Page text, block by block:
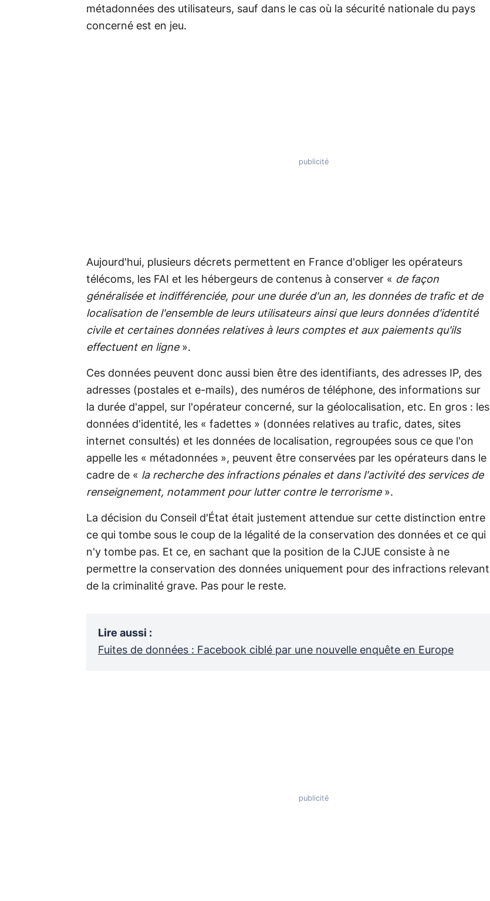
métadonnées des utilisateurs, sauf dans le cas où la sécurité nationale du pays
concerné est en jeu.
Aujourd'hui, plusieurs décrets permettent en France d'obliger les opérateurs
télécoms, les FAI et les hébergeurs de contenus à conserver « de façon
généralisée et indifférenciée, pour une durée d'un an, les données de trafic et de
localisation de l'ensemble de leurs utilisateurs ainsi que leurs données d'identité
civile et certaines données relatives à leurs comptes et aux paiements qu'ils
effectuent en ligne ».
Ces données peuvent donc aussi bien être des identifiants, des adresses IP, des
adresses (postales et e-mails), des numéros de téléphone, des informations sur
la durée d'appel, sur l'opérateur concerné, sur la géolocalisation, etc. En gros : les
données d'identité, les « fadettes » (données relatives au trafic, dates, sites
internet consultés) et les données de localisation, regroupées sous ce que l'on
appelle les « métadonnées », peuvent être conservées par les opérateurs dans le
cadre de « la recherche des infractions pénales et dans l'activité des services de
renseignement, notamment pour lutter contre le terrorisme».
La décision du Conseil d'État était justement attendue sur cette distinction entre
ce qui tombe sous le coup de la légalité de la conservation des données et ce qui
n'y tombe pas. Et ce, en sachant que la position de la CJUE consiste à ne
permettre la conservation des données uniquement pour des infractions relevant
de la criminalité grave. Pas pour le reste.
Lire aussi :
Fuites de données : Facebook ciblé par une nouvelle enquête en Europe